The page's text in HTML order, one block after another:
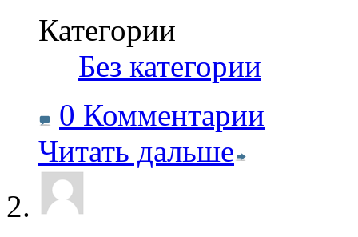
Категории
Без категории
0 Комментарии
Читать дальше